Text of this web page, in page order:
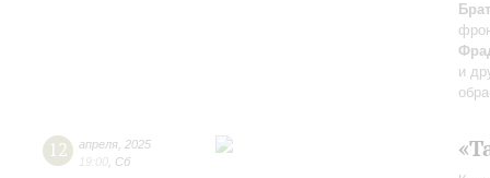
и
12 апреля 2025
19:00 Сб